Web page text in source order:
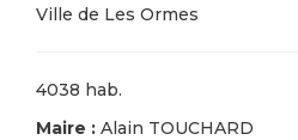
Ville de Les Ormes
4038 hab.
Maire : Alain TOUCHARD